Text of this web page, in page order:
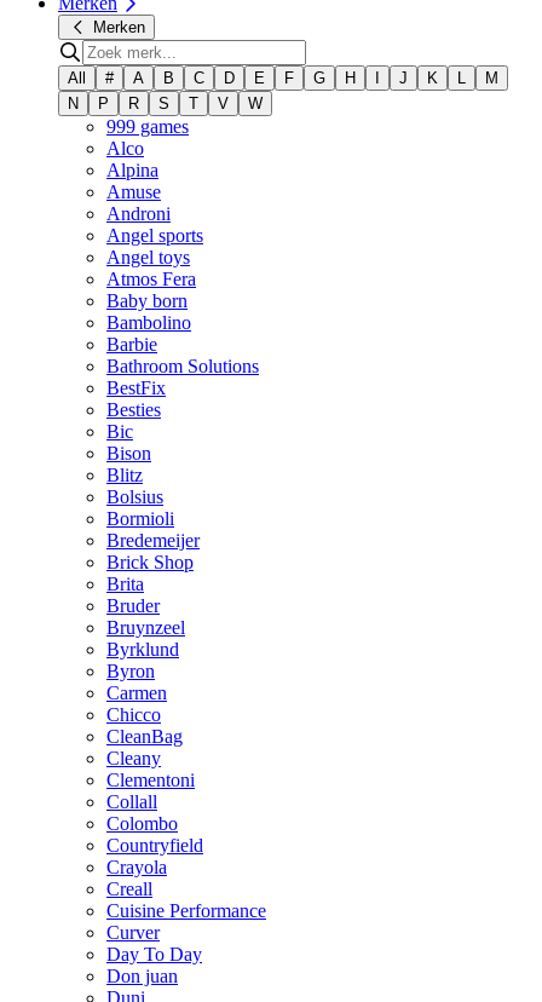
Merken
All # A B C D E F G H J K L
M
N
P R S T V W
999 games
Alco
Alpina
Amuse
Androni
Angel sports
Angel toys
Atmos Fera
Baby born
Bambolino
Barbie
Bathroom Solutions
BestFix
Besties
Bic
Bison
Blitz
Bolsius
Bormioli
Bredemeijer
Brick Shop
Brita
Bruder
Bruynzeel
Byrklund
Byron
Carmen
Chicco
CleanBag
Cleany
Clementoni
Collall
Colombo
Countryfield
Crayola
Creall
Cuisine Performance
Curver
Day To Day
Don juan
Duni